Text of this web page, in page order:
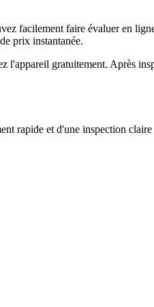
facilement faire évaluer en
prix instantanée.
gratuitement. Après
rapide et d'une inspection